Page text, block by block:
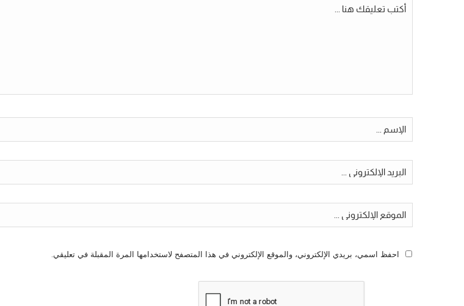
احفظ اسمي، بريدي الإلكتروني، والموقع الإلكتروني في هذا المتصفح لاستخدامها المرة المقبلة في تعليقي.